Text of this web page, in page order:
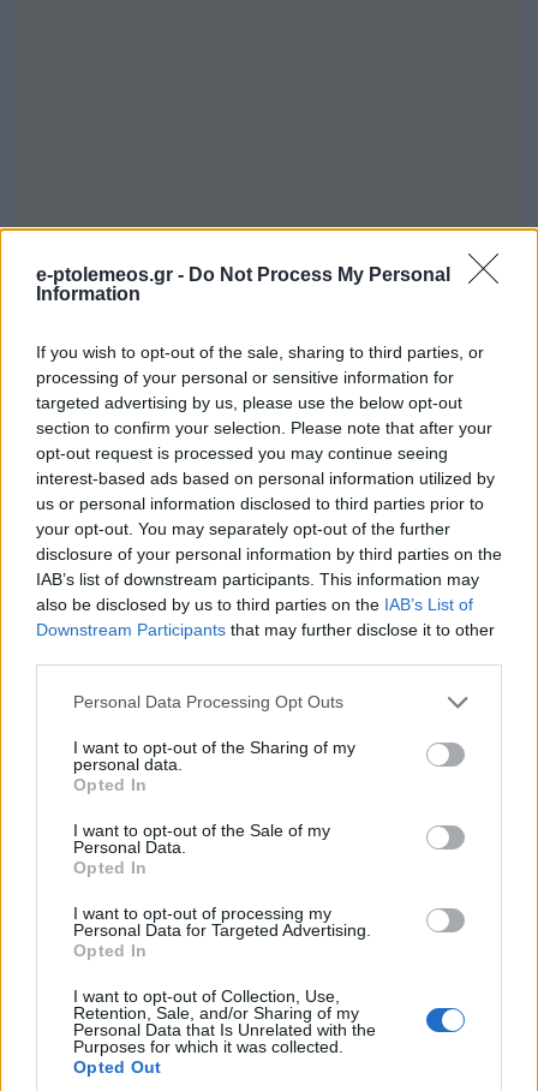
e-ptolemeos.gr - Do Not Process My Personal
Information
If you wish to opt-out of the sale, sharing to third parties, or
processing of your personal or sensitive information for
targeted advertising by us, please use the below opt-out
section to confirm your selection. Please note that after your
opt-out request is processed you may continue seeing
interest-based ads based on personal information utilized by
us or personal information disclosed to third parties prior to
your opt-out. You may separately opt-out of the further
disclosure of your personal information by third parties on the
IAB’s list of downstream participants. This information may
also be disclosed by us to third parties on the IAB’s List of
Downstream Participants that may further disclose it to other
Please note that this website/app uses one or more Google
not limited to your visit or usage behaviour. You may click to
grant or deny consent to Google and its third-party tags to
use your data for below specified purposes in below Google
consent section.
Personal Data Processing Opt Outs
I want to opt-out of the Sharing of my
personal data.
Opted In
I want to opt-out of the Sale of my
Personal Data.
Opted In
I want to opt-out of processing my
Personal Data for Targeted Advertising.
Opted In
I want to opt-out of Collection, Use,
Retention, Sale, and/or Sharing of my
Personal Data that Is Unrelated with the
Purposes for which it was collected.
Opted Out